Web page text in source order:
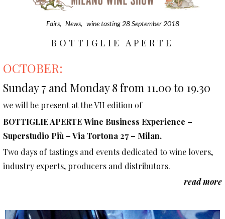
Fairs, News, wine tasting 28 September 2018
BOTTIGLIE APERTE
OCTOBER:
Sunday 7 and Monday 8 from 11.00 to 19.30
we will be present at the VII edition of
BOTTIGLIE APERTE Wine Business Experience –
Superstudio Più – Via Tortona 27 – Milan.
Two days of tastings and events dedicated to wine lovers,
industry experts, producers and distributors.
read more